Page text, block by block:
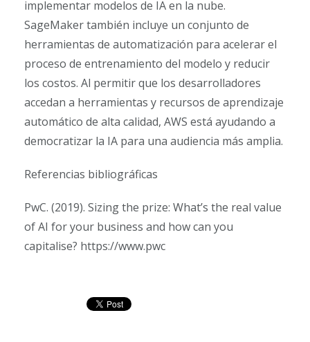
implementar modelos de IA en la nube.
SageMaker también incluye un conjunto de
herramientas de automatización para acelerar el
proceso de entrenamiento del modelo y reducir
los costos. Al permitir que los desarrolladores
accedan a herramientas y recursos de aprendizaje
automático de alta calidad, AWS está ayudando a
democratizar la IA para una audiencia más amplia.
Referencias bibliográficas
PwC. (2019). Sizing the prize: What’s the real value
of AI for your business and how can you
capitalise? https://www.pwc